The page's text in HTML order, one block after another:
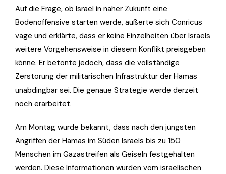
Auf die Frage, ob Israel in naher Zukunft eine
Bodenoffensive starten werde, äußerte sich Conricus
vage und erklärte, dass er keine Einzelheiten über Israels
weitere Vorgehensweise in diesem Konflikt preisgeben
könne. Er betonte jedoch, dass die vollständige
Zerstörung der militärischen Infrastruktur der Hamas
unabdingbar sei. Die genaue Strategie werde derzeit
noch erarbeitet.
Am Montag wurde bekannt, dass nach den jüngsten
Angriffen der Hamas im Süden Israels bis zu 150
Menschen im Gazastreifen als Geiseln festgehalten
werden. Diese Informationen wurden vom israelischen